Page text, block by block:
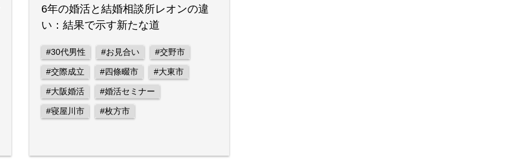
6年の婚活と結婚相談所レオンの違
い：結果で示す新たな道
#30代男性 #お見合い #交野市
#交際成立 #四條畷市 #大東市
#大阪婚活 #婚活セミナー
#寝屋川市 #枚方市